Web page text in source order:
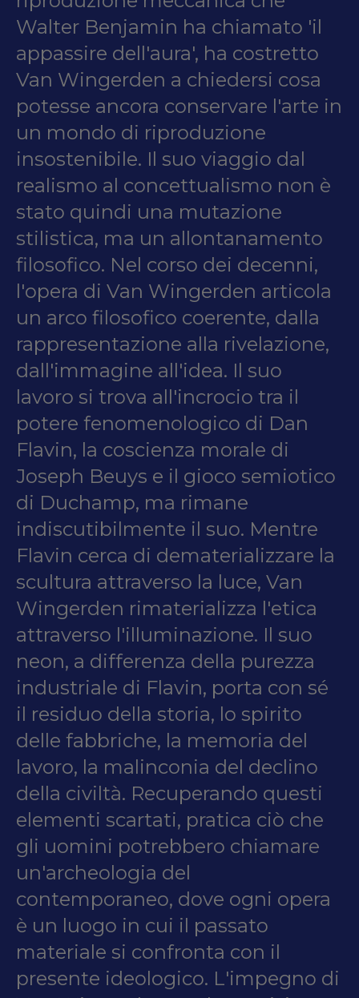
Walter Benjamin ha chiamato 'il
appassire dell'aura', ha costretto
Van Wingerden a chiedersi cosa
potesse ancora conservare l'arte in
un mondo di riproduzione
insostenibile. Il suo viaggio dal
realismo al concettualismo non è
stato quindi una mutazione
stilistica, ma un allontanamento
filosofico. Nel corso dei decenni,
l'opera di Van Wingerden articola
un arco filosofico coerente, dalla
rappresentazione alla rivelazione,
dall'immagine all'idea. Il suo
lavoro si trova all'incrocio tra il
potere fenomenologico di Dan
Flavin, la coscienza morale di
Joseph Beuys e il gioco semiotico
di Duchamp, ma rimane
indiscutibilmente il suo. Mentre
Flavin cerca di dematerializzare la
scultura attraverso la luce, Van
Wingerden rimaterializza l'etica
attraverso l'illuminazione. Il suo
neon, a differenza della purezza
industriale di Flavin, porta con sé
il residuo della storia, lo spirito
delle fabbriche, la memoria del
lavoro, la malinconia del declino
della civiltà. Recuperando questi
elementi scartati, pratica ciò che
gli uomini potrebbero chiamare
un'archeologia del
contemporaneo, dove ogni opera
è un luogo in cui il passato
materiale si confronta con il
presente ideologico. L'impegno di